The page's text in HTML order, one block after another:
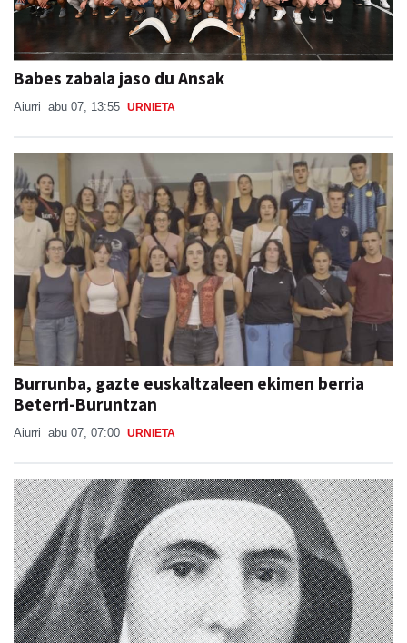
Babes zabala jaso du Ansak
Aiurri abu 07, 13:55 URNIETA
Burrunba, gazte euskaltzaleen ekimen berria
Beterri-Buruntzan
Aiurri abu 07, 07:00 URNIETA